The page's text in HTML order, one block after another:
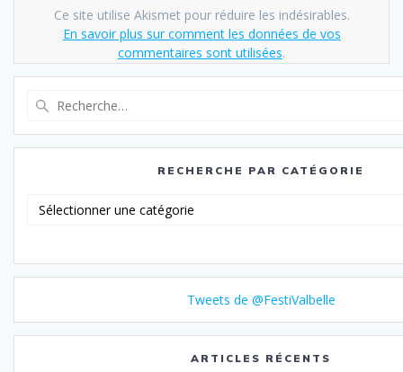
Ce site utilise Akismet pour réduire les indésirables.
En savoir plus sur comment les données de vos
commentaires sont utilisées.
:
RECHERCHE PAR CATÉGORIE
Tweets de @FestiValbelle
ARTICLES RÉCENTS